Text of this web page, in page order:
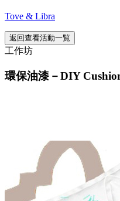
Tove & Libra
返回查看活動一覧
工作坊
環保油漆－DIY